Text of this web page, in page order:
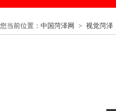
您当前位置： 中国菏泽网 > 视觉菏泽